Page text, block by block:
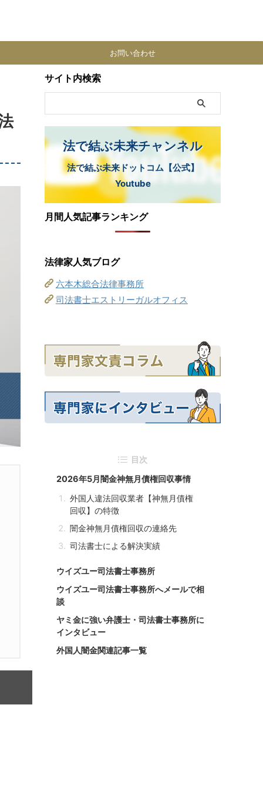
お問い合わせ
サイト内検索
法で結ぶ未来チャンネル
法で結ぶ未来ドットコム【公式】
Youtube
月間人気記事ランキング
法律家人気ブログ
六本木総合法律事務所
司法書士エストリーガルオフィス
目次
2026年5月闇金神無月債権回収事情
外国人違法回収業者【神無月債権
回収】の特徴
闇金神無月債権回収の連絡先
司法書士による解決実績
ウイズユー司法書士事務所
ウイズユー司法書士事務所へメールで相
談
ヤミ金に強い弁護士・司法書士事務所に
インタビュー
外国人闇金関連記事一覧